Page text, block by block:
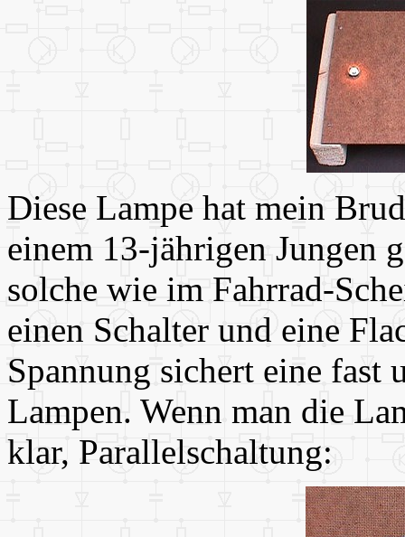
Diese Lampe hat mein
einem 13-jährigen Jungen
solche wie im Fahrrad-
einen Schalter und eine
Spannung sichert eine fast
Lampen. Wenn man die
klar, Parallelschaltung: